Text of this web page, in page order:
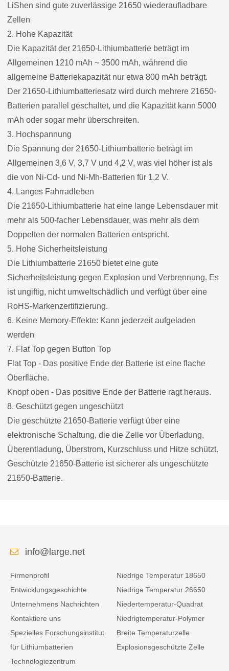
LiShen sind gute zuverlässige 21650 wiederaufladbare
Zellen
2. Hohe Kapazität
Die Kapazität der 21650-Lithiumbatterie beträgt im
Allgemeinen 1210 mAh ~ 3500 mAh, während die
allgemeine Batteriekapazität nur etwa 800 mAh beträgt.
Der 21650-Lithiumbatteriesatz wird durch mehrere 21650-
Batterien parallel geschaltet, und die Kapazität kann 5000
mAh oder sogar mehr überschreiten.
3. Hochspannung
Die Spannung der 21650-Lithiumbatterie beträgt im
Allgemeinen 3,6 V, 3,7 V und 4,2 V, was viel höher ist als
die von Ni-Cd- und Ni-Mh-Batterien für 1,2 V.
4. Langes Fahrradleben
Die 21650-Lithiumbatterie hat eine lange Lebensdauer mit
mehr als 500-facher Lebensdauer, was mehr als dem
Doppelten der normalen Batterien entspricht.
5. Hohe Sicherheitsleistung
Die Lithiumbatterie 21650 bietet eine gute
Sicherheitsleistung gegen Explosion und Verbrennung. Es
ist ungiftig, nicht umweltschädlich und verfügt über eine
RoHS-Markenzertifizierung.
6. Keine Memory-Effekte: Kann jederzeit aufgeladen
werden
7. Flat Top gegen Button Top
Flat Top - Das positive Ende der Batterie ist eine flache
Oberfläche.
Knopf oben - Das positive Ende der Batterie ragt heraus.
8. Geschützt gegen ungeschützt
Die geschützte 21650-Batterie verfügt über eine
elektronische Schaltung, die die Zelle vor Überladung,
Überentladung, Überstrom, Kurzschluss und Hitze schützt.
Geschützte 21650-Batterie ist sicherer als ungeschützte
21650-Batterie.
info@large.net
Firmenprofil
Entwicklungsgeschichte
Unternehmens Nachrichten
Kontaktiere uns
Spezielles Forschungsinstitut
für Lithiumbatterien
Technologiezentrum
Niedrige Temperatur 18650
Niedrige Temperatur 26650
Niedertemperatur-Quadrat
Niedrigtemperatur-Polymer
Breite Temperaturzelle
Explosionsgeschützte Zelle